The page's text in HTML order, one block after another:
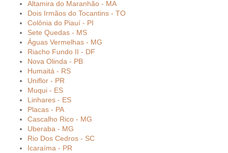
Altamira do Maranhão - MA
Dois Irmãos do Tocantins - TO
Colônia do Piauí - PI
Sete Quedas - MS
Águas Vermelhas - MG
Riacho Fundo II - DF
Nova Olinda - PB
Humaitá - RS
Uniflor - PR
Muqui - ES
Linhares - ES
Placas - PA
Cascalho Rico - MG
Uberaba - MG
Rio Dos Cedros - SC
Icaraíma - PR